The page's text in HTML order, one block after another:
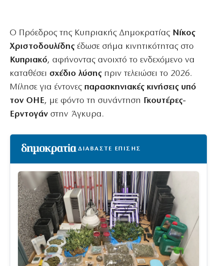
Ο Πρόεδρος της Κυπριακής Δημοκρατίας Νίκος
Χριστοδουλίδης έδωσε σήμα κινητικότητας στο
Κυπριακό, αφήνοντας ανοιχτό το ενδεχόμενο να
καταθέσει σχέδιο λύσης πριν τελειώσει το 2026.
Μίλησε για έντονες παρασκηνιακές κινήσεις υπό
τον ΟΗΕ, με φόντο τη συνάντηση Γκουτέρες-
Ερντογάν στην Άγκυρα.
ΔΙΑΒΑΣΤΕ ΕΠΙΣΗΣ